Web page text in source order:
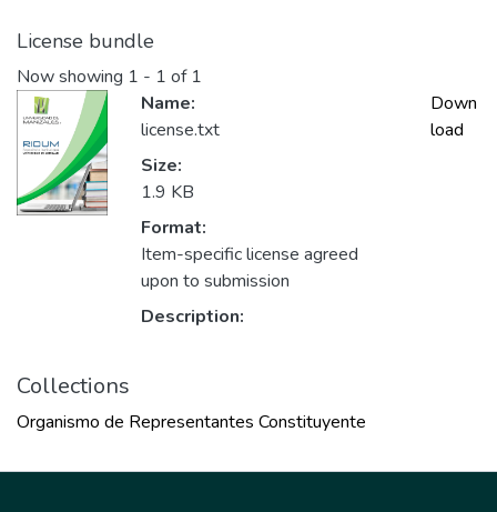
License bundle
Now showing 1 - 1 of 1
Name:
license.txt
Size:
1.9 KB
Format:
Item-specific license agreed
upon to submission
Description:
Down
load
Collections
Organismo de Representantes Constituyente